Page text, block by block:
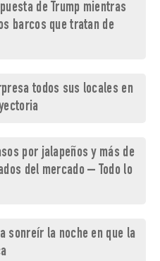
de Trump mientras
barcos que tratan de
todos sus locales en
por jalapeños y más de
del mercado – Todo lo
sonreír la noche en que la